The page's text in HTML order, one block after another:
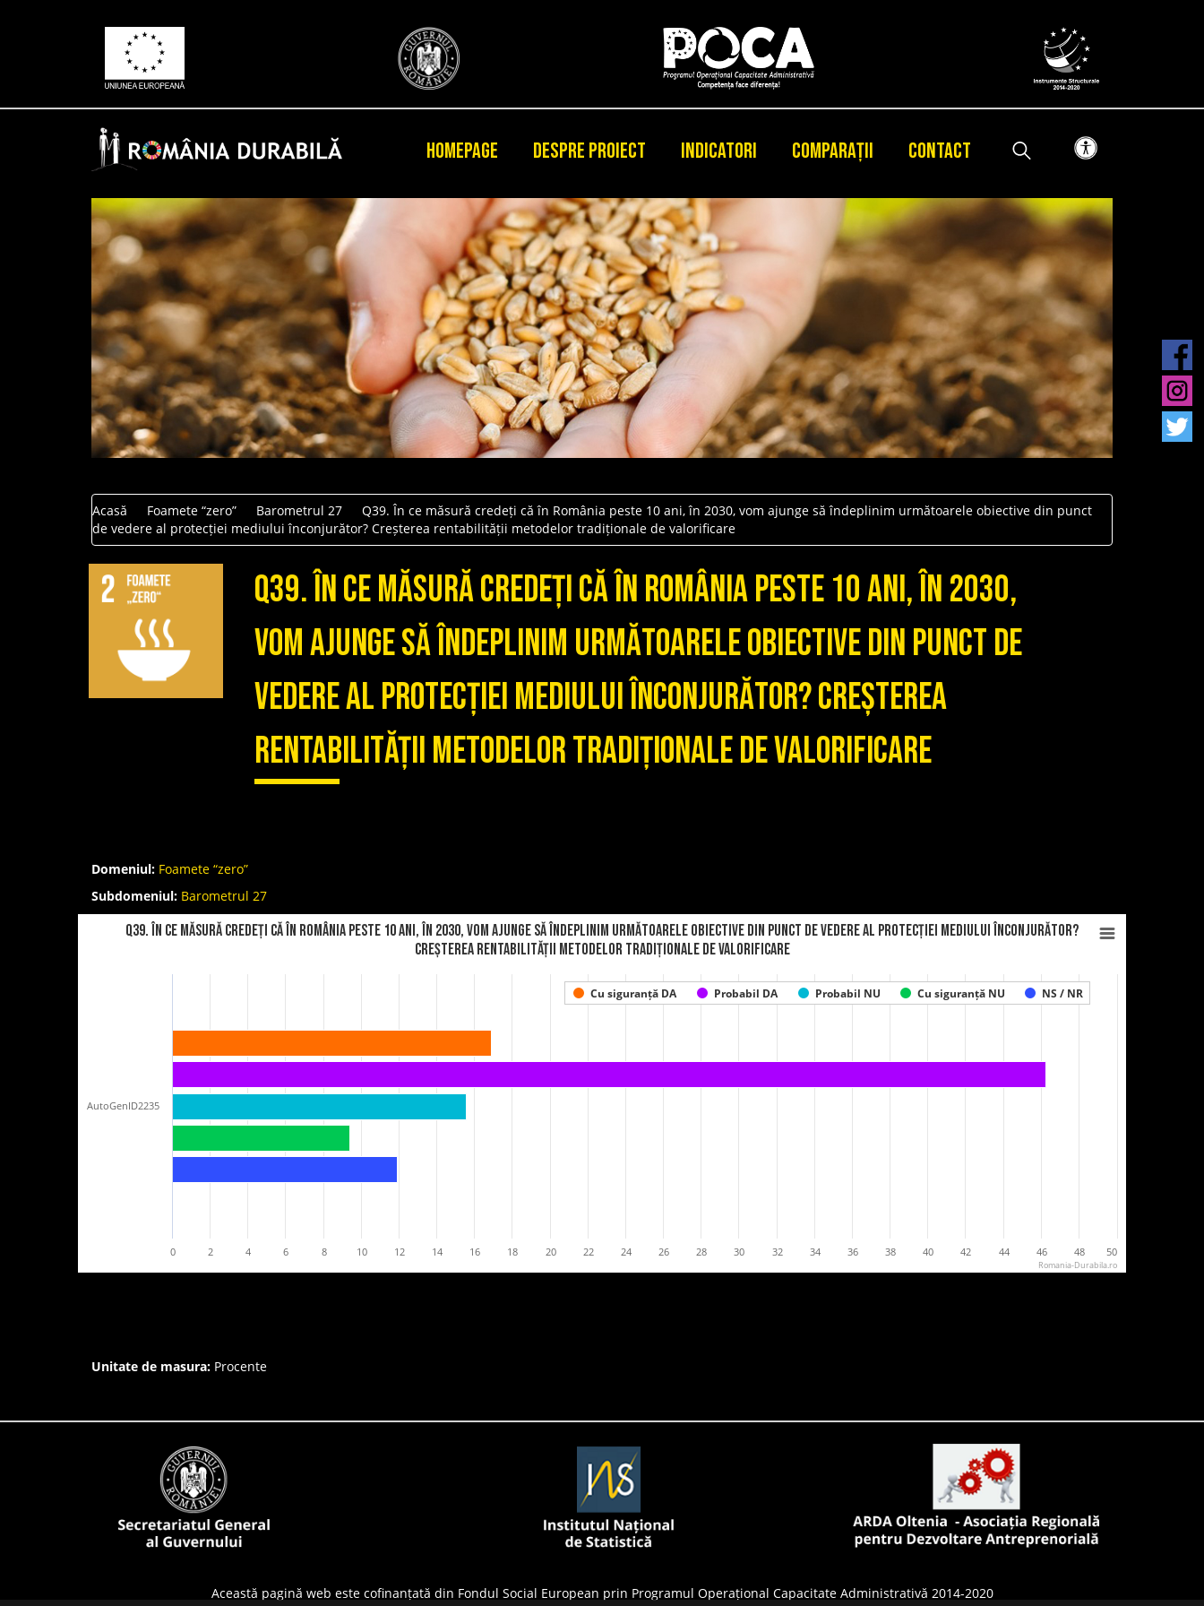
HOMEPAGE DESPRE PROIECT INDICATORI COMPARAȚII CONTACT
Acasă Foamete “zero” Barometrul 27
Q39. În ce măsură credeți că în România peste 10 ani, în 2030, vom ajunge să îndeplinim următoarele obiective din punct
de vedere al protecției mediului înconjurător? Creșterea rentabilității metodelor tradiționale de valorificare
Q39. În ce măsură credeți că în România peste 10 ani, în 2030,
vom ajunge să îndeplinim următoarele obiective din punct de
vedere al protecției mediului înconjurător? Creșterea
rentabilității metodelor tradiționale de valorificare
Domeniul: Foamete “zero”
Subdomeniul: Barometrul 27
Q39. În ce măsură credeți că în România peste 10 ani, în 2030, vom ajunge să îndeplinim următoarele obiective din punct de vedere al protecției mediului înconjurător?
Creșterea rentabilității metodelor tradiționale de valorificare
Cu siguranță DA Probabil DA Probabil NU Cu siguranță NU NS / NR
AutoGenID2235
0 2 4 6 8 10 12 14 16 18 20 22 24 26 28 30 32 34 36 38 40 42 44 46 48 50
Romania-Durabila.ro
Unitate de masura: Procente
Această pagină web este cofinanțată din Fondul Social European prin Programul Operațional Capacitate Administrativă 2014-2020